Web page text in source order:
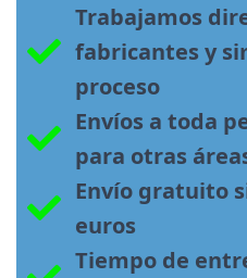
Trabajamos
fabricantes y
proceso
Envíos a toda
para otras
Envío gratuito
euros
Tiempo de